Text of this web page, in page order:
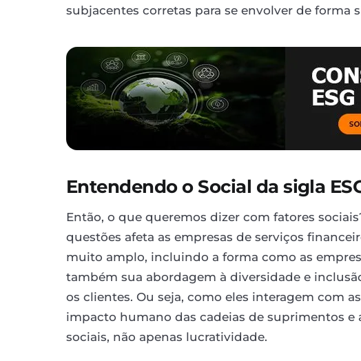
subjacentes corretas para se envolver de forma
Entendendo o Social da sigla
Então, o que queremos dizer com fatores
questões afeta as empresas de serviços
muito amplo, incluindo a forma como as
também sua abordagem à diversidade e
os clientes. Ou seja, como eles interagem com
impacto humano das cadeias de suprimentos
sociais, não apenas lucratividade.